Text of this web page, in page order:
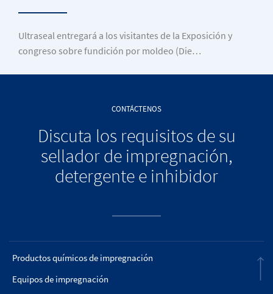
Ultraseal entregará a los visitantes de la Exposición y
congreso sobre fundición por moldeo (Die…
CONTÁCTENOS
Discuta los requisitos de su
sellador de impregnación,
detergente e inhibidor
Productos químicos de impregnación
Equipos de impregnación